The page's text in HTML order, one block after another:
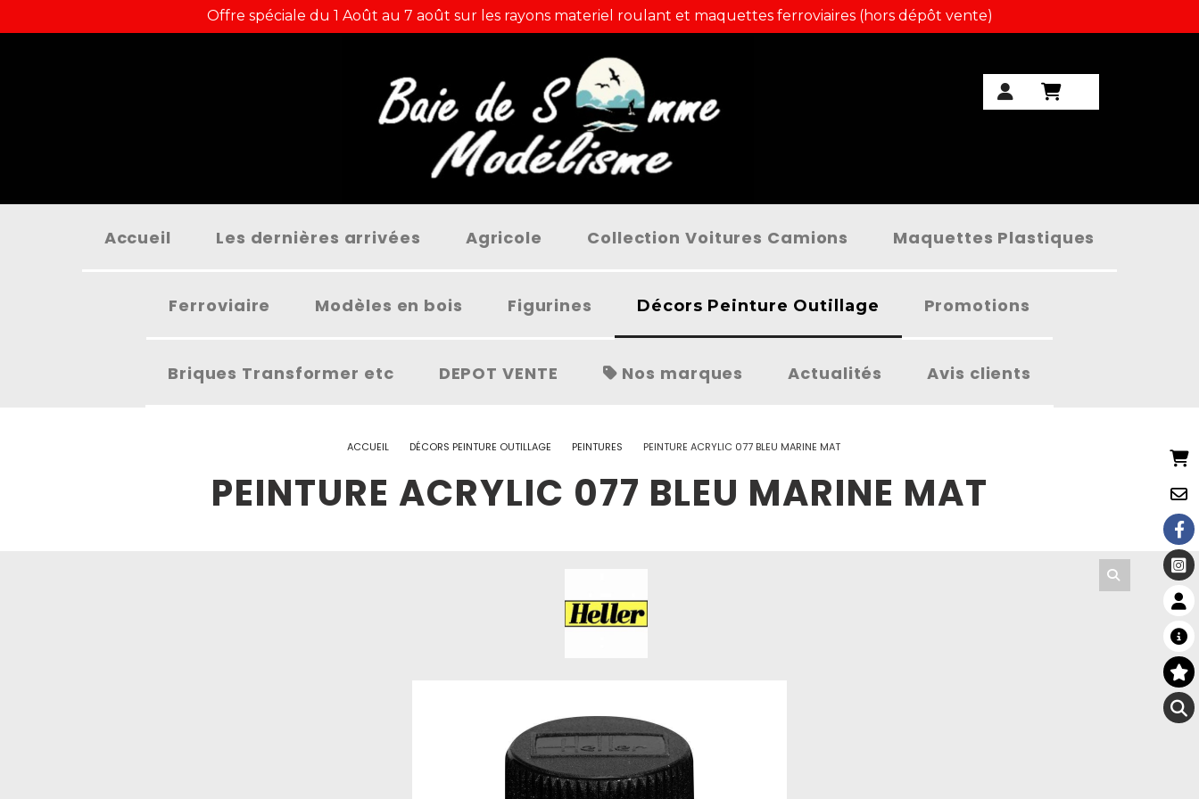
Offre spéciale du 1 Août au 7 août sur les rayons materiel roulant et maquettes ferroviaires (hors dépôt vente)
Accueil Les dernières arrivées Agricole Collection Voitures Camions Maquettes Plastiques
Ferroviaire Modèles en bois Figurines Décors Peinture Outillage Promotions
Briques Transformer etc DEPOT VENTE Nos marques Actualités Avis clients
ACCUEIL DÉCORS PEINTURE OUTILLAGE PEINTURES PEINTURE ACRYLIC 077 BLEU MARINE MAT
PEINTURE ACRYLIC 077 BLEU MARINE MAT